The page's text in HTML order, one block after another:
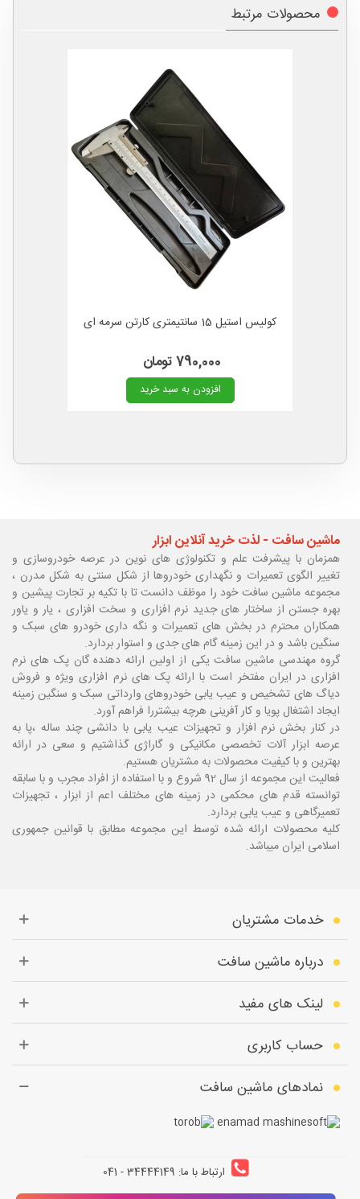
محصولات مرتبط
کولیس استیل 15 سانتیمتری کارتن سرمه ای
790,000 تومان
افزودن به سبد خرید
ماشین سافت - لذت خرید آنلاین ابزار
همزمان با پیشرفت علم و تکنولوژی های نوین در عرصه خودروسازی و
تغییر الگوی تعمیرات و نگهداری خودروها از شکل سنتی به شکل مدرن ،
مجموعه ماشین سافت خود را موظف دانست تا با تکیه بر تجارت پیشین و
بهره جستن از ساختار های جدید نرم افزاری و سخت افزاری ، یار و یاور
همکاران محترم در بخش های تعمیرات و نگه داری خودرو های سبک و
سنگین باشد و در این زمینه گام های جدی و استوار بردارد.
گروه مهندسی ماشین سافت یکی از اولین ارائه دهنده گان پک های نرم
افزاری در ایران مفتخر است با ارائه پک های نرم افزاری ویژه و فروش
دیاگ های تشخیص و عیب یابی خودروهای وارداتی سبک و سنگین زمینه
ایجاد اشتغال پویا و کار آفرینی هرچه بیشتررا فراهم آورد.
در کنار بخش نرم افزار و تجهیزات عیب یابی با دانشی چند ساله ،پا به
عرصه ابزار آلات تخصصی مکانیکی و گاراژی گذاشتیم و سعی در ارائه
بهترین و با کیفیت محصولات به مشتریان هستیم.
فعالیت این مجموعه از سال 92 شروع و با استفاده از افراد مجرب و با سابقه
توانسته قدم های محکمی در زمینه های مختلف اعم از ابزار ، تجهیزات
تعمیرگاهی و عیب یابی بردارد.
کلیه محصولات ارائه شده توسط این مجموعه مطابق با قوانین جمهوری
اسلامی ایران میباشد.
خدمات مشتریان
درباره ماشین سافت
لینک های مفید
حساب کاربری
نمادهای ماشین سافت
ارتباط با ما: 34444149 - 041